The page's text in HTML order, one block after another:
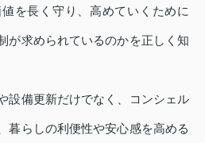
を長く守り、高めていくために
が求められているのかを正しく知
設備更新だけでなく、コンシェル
暮らしの利便性や安心感を高める